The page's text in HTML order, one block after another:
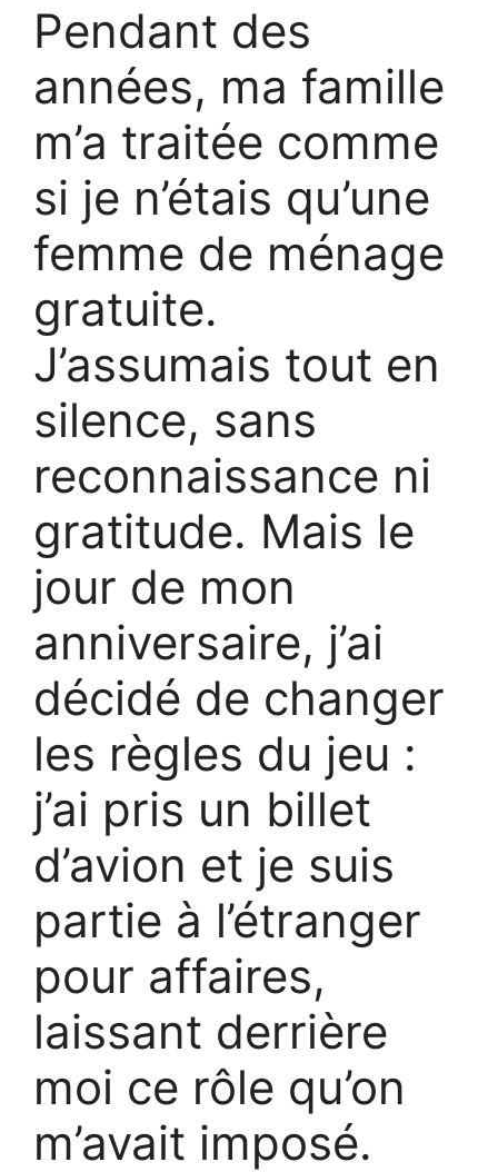
Pendant des
années, ma famille
m’a traitée comme
si je n’étais qu’une
femme de ménage
gratuite.
J’assumais tout en
silence, sans
reconnaissance ni
gratitude. Mais le
jour de mon
anniversaire, j’ai
décidé de changer
les règles du jeu :
j’ai pris un billet
d’avion et je suis
partie à l’étranger
pour affaires,
laissant derrière
moi ce rôle qu’on
m’avait imposé.